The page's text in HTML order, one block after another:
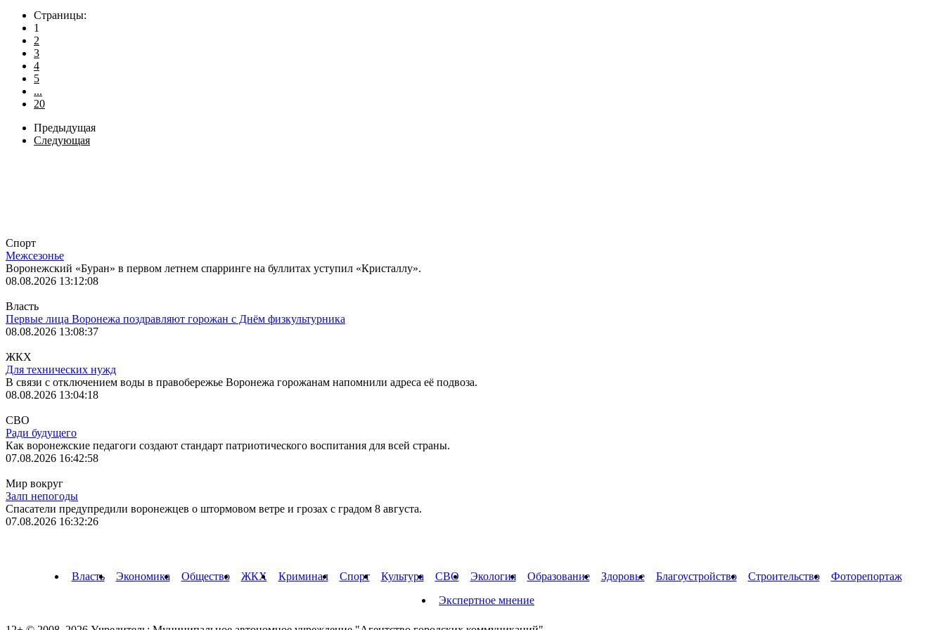
Страницы:
1
2
3
4
5
...
20
Предыдущая
Следующая
Спорт
Межсезонье
Воронежский «Буран» в первом летнем спарринге на буллитах уступил «Кристаллу».
08.08.2026 13:12:08
Власть
Первые лица Воронежа поздравляют горожан с Днём физкультурника
08.08.2026 13:08:37
ЖКХ
Для технических нужд
В связи с отключением воды в правобережье Воронежа горожанам напомнили адреса её подвоза.
08.08.2026 13:04:18
СВО
Ради будущего
Как воронежские педагоги создают стандарт патриотического воспитания для всей страны.
07.08.2026 16:42:58
Мир вокруг
Залп непогоды
Спасатели предупредили воронежцев о штормовом ветре и грозах с градом 8 августа.
07.08.2026 16:32:26
Власть Экономика Общество ЖКХ Криминал Спорт Культура СВО Экология Образование Здоровье Благоустройство Строительство
Фоторепортаж
Экспертное мнение